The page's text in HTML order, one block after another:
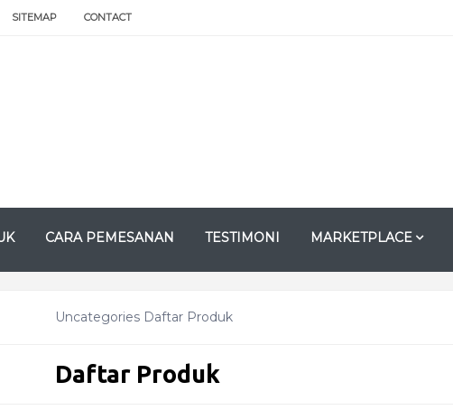
SITEMAP CONTACT
CARA PEMESANAN TESTIMONI MARKETPLACE
Uncategories Daftar Produk
Daftar Produk